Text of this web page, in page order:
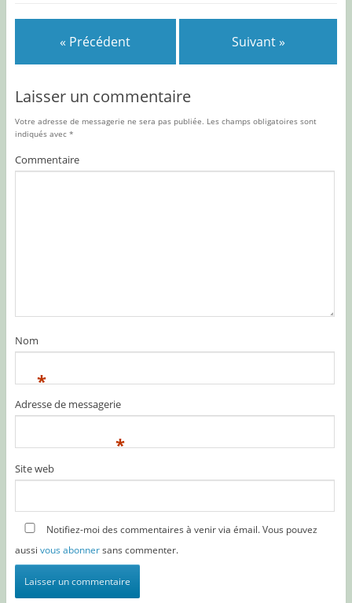
« Précédent Suivant »
Laisser un commentaire
Votre adresse de messagerie ne sera pas publiée. Les champs obligatoires sont
indiqués avec *
Commentaire
Nom
*
Adresse de messagerie
*
Site web
Notifiez-moi des commentaires à venir via émail. Vous pouvez
aussi vous abonnersans commenter.